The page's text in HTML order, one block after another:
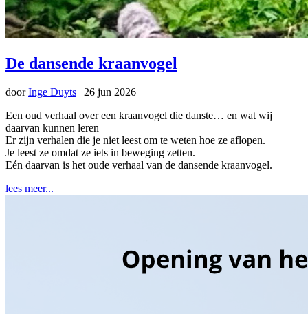
De dansende kraanvogel
doorInge Duyts | 26 jun 2026
Een oud verhaal over een kraanvogel die danste… en wat wij
daarvan kunnen leren
Er zijn verhalen die je niet leest om te weten hoe ze aflopen.
Je leest ze omdat ze iets in beweging zetten.
Eén daarvan is het oude verhaal van de dansende kraanvogel.
lees meer...